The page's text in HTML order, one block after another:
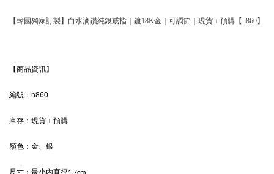
【韓國獨家訂製】白水滴鑽純銀戒指｜鍍18K金｜可調節｜現貨＋預購【n860】
【商品資訊】
編號：n860
庫存：現貨＋預購
顏色：金、銀